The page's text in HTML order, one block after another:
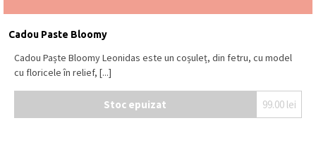
Cadou Paste Bloomy
Cadou Paște Bloomy Leonidas este un coșuleț, din fetru, cu model
cu floricele în relief, [...]
Stoc epuizat 99.00 lei